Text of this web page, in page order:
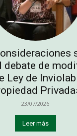
debate de
Ley de
23/07/2026
Leer más